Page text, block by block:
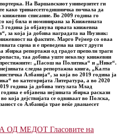
На Варшавскиот универзитет ги
како тринаесетгодишничка почнала да
книжевно списание. Во 2009 година го
кој била и номинирана за Книжевната
година ја објавува првата книжевна
за која ја добива наградата на Њузвик:
на фактите. Марго Рејмер со оваа
сцена и е преведена на шест други
збирка репортажи од градот преполн траги
таа добива уште неколку книжевни
„Пасош на Политика“ и „Нике“.
следна репортажна книга, „Калта
Албанија“, за која во 2019 година ја
во категоријата Литература, а во 2020
година ја добива титулата Млад
е објавена нејзината збирка раскази
која дејствијата се одвиваат во Полска,
со Албанија трае веќе дванаесет